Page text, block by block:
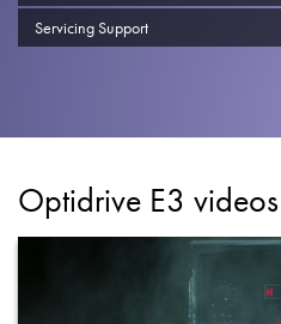
Servicing Support
Optidrive E3 videos